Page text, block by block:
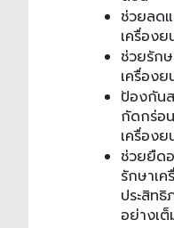
ช่วยลด
เครื่อง
ช่วยรัก
เครื่อง
ป้องกัน
กัดกร่อ
เครื่อง
ช่วยยืด
รักษาเ
ประสิท
อย่างเ